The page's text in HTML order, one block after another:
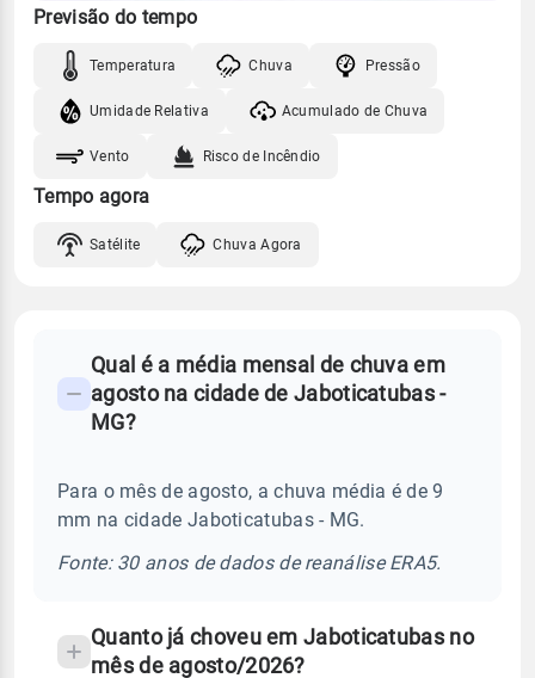
Previsão do tempo
Temperatura Chuva Pressão
Umidade Relativa Acumulado de Chuva
Vento Risco de Incêndio
Tempo agora
Satélite Chuva Agora
Perguntas
frequentes
chuva
temperatura
Qual é a média mensal de chuva em
agosto na cidade de Jaboticatubas -
MG?
Para o mês de agosto, a chuva média é de 9
mm na cidade Jaboticatubas - MG.
Fonte: 30 anos de dados de reanálise ERA5.
Quanto já choveu em Jaboticatubas no
mês de agosto/2026?